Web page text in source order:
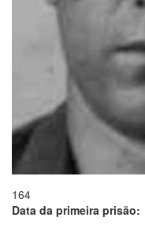
164
Data da primeira prisão